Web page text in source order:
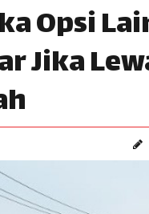
Opsi
Jika